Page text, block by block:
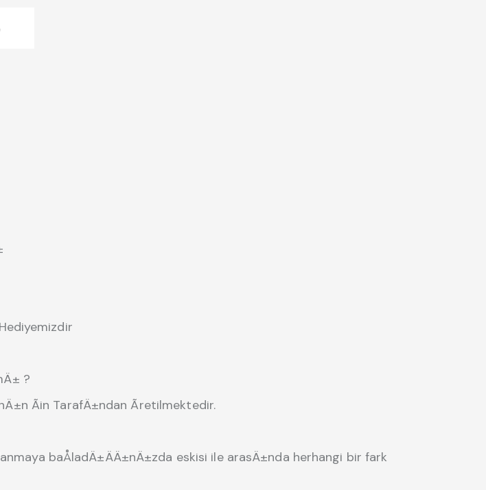
?
Ãin TarafÄ±ndan Ãretilmektedir.
baÅladÄ±ÄÄ±nÄ±zda eskisi ile arasÄ±nda herhangi bir fark